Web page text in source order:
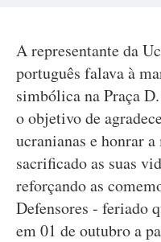
A representante da
português falava à
simbólica na Praça
o objetivo de
ucranianas e honrar
sacrificado as suas
reforçando as
Defensores - feriado
em 01 de outubro a